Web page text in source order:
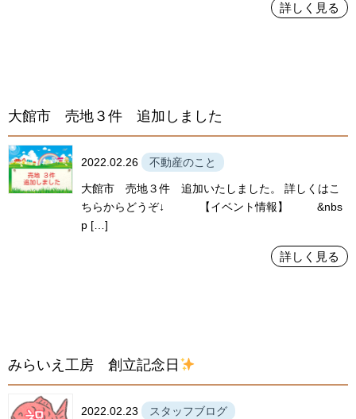
詳しく見る
大館市 売地３件 追加しました
2022.02.26 不動産のこと
大館市 売地３件 追加いたしました。 詳しくはこ
ちらからどうぞ↓ 【イベント情報】 &nbs
p […]
詳しく見る
みらいえ工房 創立記念日
2022.02.23 スタッフブログ